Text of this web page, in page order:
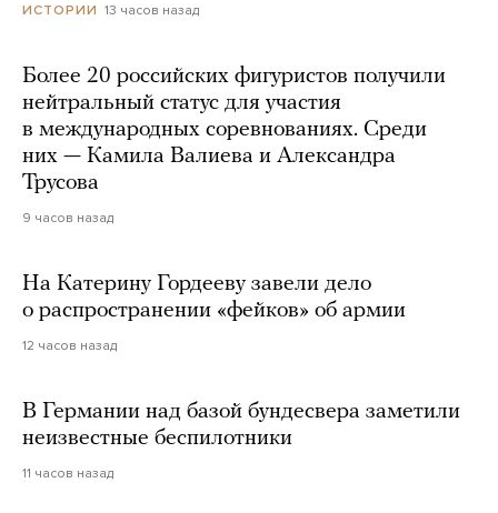
ИСТОРИИ 13 часов назад
Более 20 российских фигуристов получили
нейтральный статус для участия
в международных соревнованиях. Среди
них — Камила Валиева и Александра
Трусова
9 часов назад
На Катерину Гордееву завели дело
о распространении «фейков» об армии
12 часов назад
В Германии над базой бундесвера заметили
неизвестные беспилотники
11 часов назад